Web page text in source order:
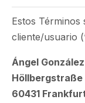
Estos Términos
cliente/usuario
Ángel
Höllbergstraße
60431